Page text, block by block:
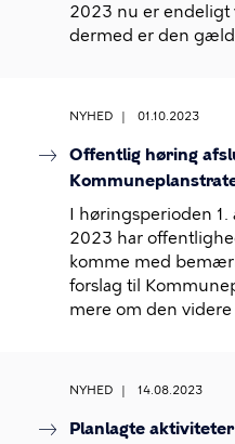
2023 nu er endeligt
dermed er den
NYHED 01.10.2023
Offentlig høring
I høringsperioden
2023 har
komme med
forslag til
mere om den videre
NYHED 14.08.2023
Planlagte